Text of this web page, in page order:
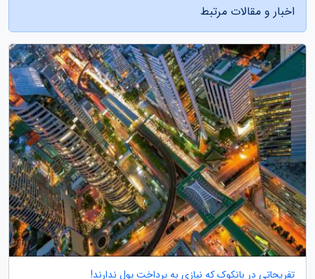
اخبار و مقالات مرتبط
تفریحاتی در بانکوک که نیازی به پرداخت پول ندارند!